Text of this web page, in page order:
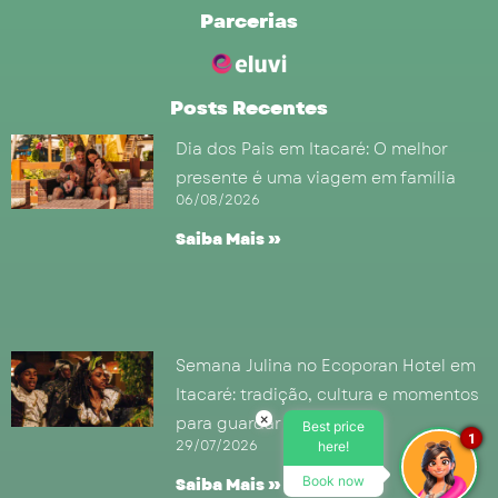
Parcerias
Posts Recentes
Dia dos Pais em Itacaré: O melhor
presente é uma viagem em família
06/08/2026
Saiba Mais »
Semana Julina no Ecoporan Hotel em
Itacaré: tradição, cultura e momentos
para guardar na memória
29/07/2026
Saiba Mais »
×
Best price
here!
Book now
1